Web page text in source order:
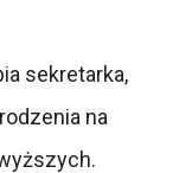
sekretarka,
na